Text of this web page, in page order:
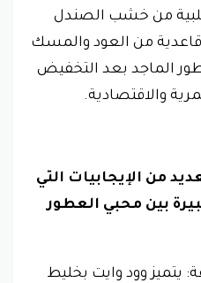
قلبية من خشب الصندل
قاعدية من العود والمسك
الماجد بعد التخفيض
والاقتصادية.
من الإيجابيات التي
بين محبي العطور
يتميز وود وايت بخليط